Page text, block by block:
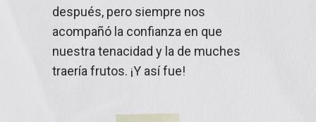
después, pero siempre nos
acompañó la confianza en que
nuestra tenacidad y la de muches
traería frutos. ¡Y así fue!